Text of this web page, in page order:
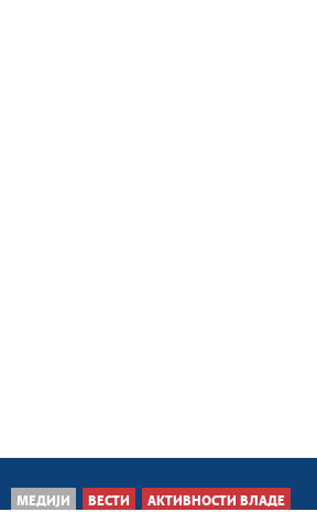
МЕДИЈИ ВЕСТИ АКТИВНОСТИ ВЛАДЕ